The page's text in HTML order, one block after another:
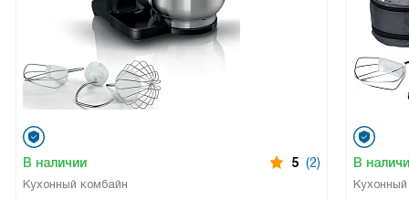
В наличии 5 (2)
Кухонный комбайн
В